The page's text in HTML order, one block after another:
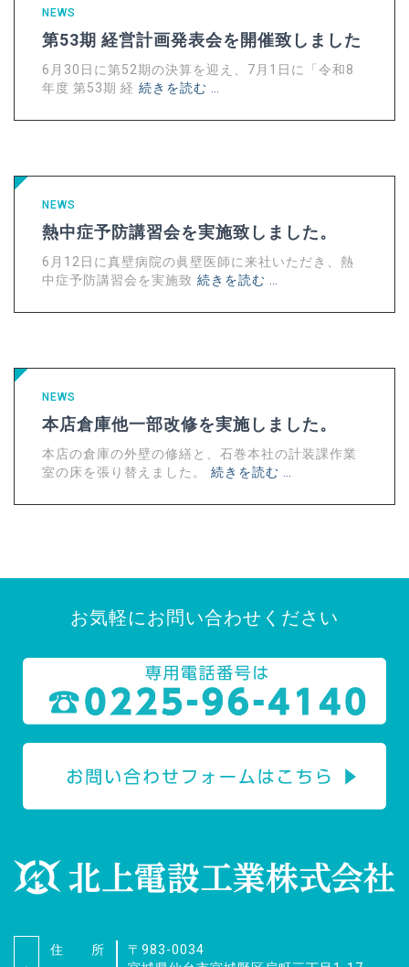
NEWS
第53期 経営計画発表会を開催致しました
6月30日に第52期の決算を迎え、7月1日に「令和8
年度 第53期 経 続きを読む …
NEWS
熱中症予防講習会を実施致しました。
6月12日に真壁病院の眞壁医師に来社いただき、熱
中症予防講習会を実施致 続きを読む …
NEWS
本店倉庫他一部改修を実施しました。
本店の倉庫の外壁の修繕と、石巻本社の計装課作業
室の床を張り替えました。
続きを読む …
お気軽にお問い合わせください
住 所
〒983-0034